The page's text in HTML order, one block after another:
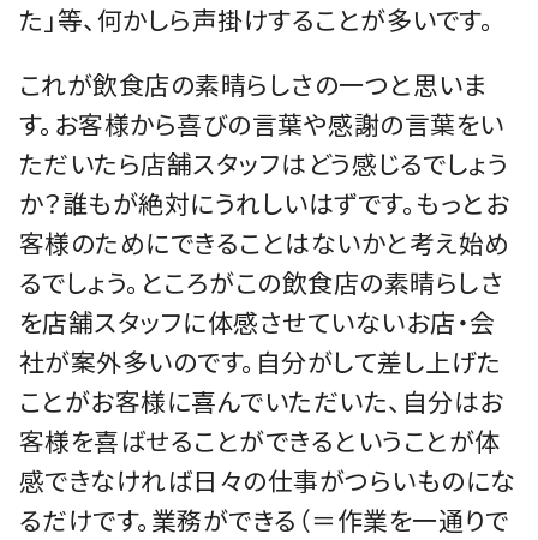
た」等、何かしら声掛けすることが多いです。
これが飲食店の素晴らしさの一つと思いま
す。お客様から喜びの言葉や感謝の言葉をい
ただいたら店舗スタッフはどう感じるでしょう
か？誰もが絶対にうれしいはずです。もっとお
客様のためにできることはないかと考え始め
るでしょう。ところがこの飲食店の素晴らしさ
を店舗スタッフに体感させていないお店・会
社が案外多いのです。自分がして差し上げた
ことがお客様に喜んでいただいた、自分はお
客様を喜ばせることができるということが体
感できなければ日々の仕事がつらいものにな
るだけです。業務ができる（＝作業を一通りで